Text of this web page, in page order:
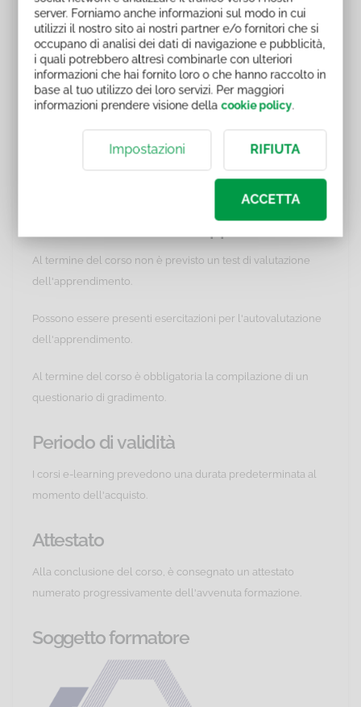
ELSK_PL037
"Come riconoscere e contrastare la fatica" codice
corso ELSK_PL038
"Resistere allo stress" codice corso ELSK_PL039
"Stress Lavoro Correlato" codice corso ELSK_PL040
Autovalutazione dell'apprendimento
Al termine del corso non è previsto un test di valutazione
dell'apprendimento.
Possono essere presenti esercitazioni per l'autovalutazione
dell'apprendimento.
Al termine del corso è obbligatoria la compilazione di un
questionario di gradimento.
Periodo di validità
I corsi e-learning prevedono una durata predeterminata al
momento dell'acquisto.
Attestato
Alla conclusione del corso, è consegnato un attestato
numerato progressivamente dell'avvenuta formazione.
Soggetto formatore
server. Forniamo anche informazioni sul modo in cui
utilizzi il nostro sito ai nostri partner e/o fornitori che si
occupano di analisi dei dati di navigazione e pubblicità,
i quali potrebbero altresì combinarle con ulteriori
informazioni che hai fornito loro o che hanno raccolto in
base al tuo utilizzo dei loro servizi. Per maggiori
informazioni prendere visione dellacookie policy.
Impostazioni RIFIUTA
ACCETTA